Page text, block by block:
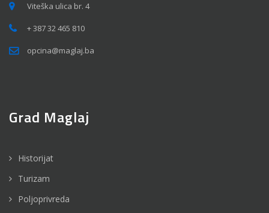
Viteška ulica br. 4
+ 387 32 465 810
opcina@maglaj.ba
Grad Maglaj
Historijat
Turizam
Poljoprivreda